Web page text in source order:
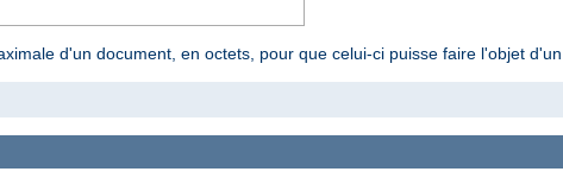
d'un document, en octets, pour que celui-ci puisse faire l'objet